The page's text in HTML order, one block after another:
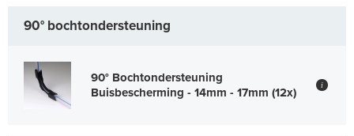
90° bochtondersteuning
90° Bochtondersteuning
Buisbescherming - 14mm - 17mm (12x)
i